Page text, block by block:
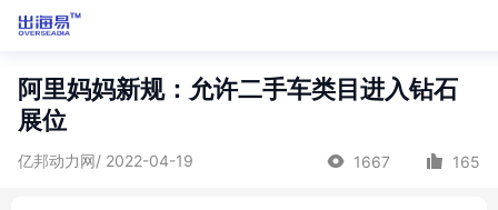
阿里妈妈新规：允许二手车类目进入钻石
展位
亿邦动力网/ 2022-04-19 1667 165